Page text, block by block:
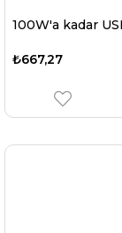
₺667,27